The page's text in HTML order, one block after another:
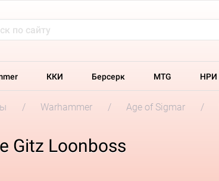
ККИ Берсерк MTG НРИ
Warhammer Age of Sigmar
Gitz Loonboss